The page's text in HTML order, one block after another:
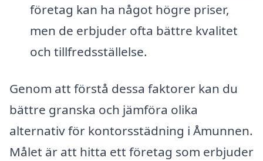
företag kan ha något högre priser,
men de erbjuder ofta bättre kvalitet
och tillfredsställelse.
Genom att förstå dessa faktorer kan du
bättre granska och jämföra olika
alternativ för kontorsstädning i Åmunnen.
Målet är att hitta ett företag som erbjuder